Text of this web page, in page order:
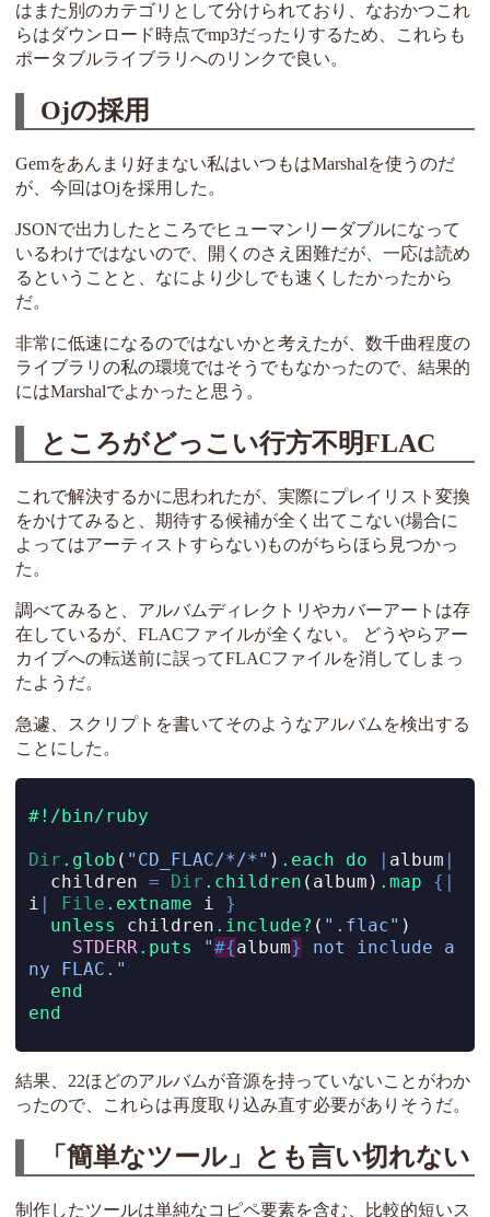
はまた別のカテゴリとして分けられており、なおかつこれ
らはダウンロード時点でmp3だったりするため、これらも
ポータブルライブラリへのリンクで良い。
Ojの採用
Gemをあんまり好まない私はいつもはMarshalを使うのだ
が、今回はOjを採用した。
JSONで出力したところでヒューマンリーダブルになって
いるわけではないので、開くのさえ困難だが、一応は読め
るということと、なにより少しでも速くしたかったから
だ。
非常に低速になるのではないかと考えたが、数千曲程度の
ライブラリの私の環境ではそうでもなかったので、結果的
にはMarshalでよかったと思う。
ところがどっこい行方不明FLAC
これで解決するかに思われたが、実際にプレイリスト変換
をかけてみると、期待する候補が全く出てこない(場合に
よってはアーティストすらない)ものがちらほら見つかっ
た。
調べてみると、アルバムディレクトリやカバーアートは存
在しているが、FLACファイルが全くない。 どうやらアー
カイブへの転送前に誤ってFLACファイルを消してしまっ
たようだ。
急遽、スクリプトを書いてそのようなアルバムを検出する
ことにした。
#!/bin/ruby
Dir .glob ( "CD_FLAC/*/*" ) .each do | album |
  children
= Dir .children (album) .map
{|
i | File .extname i }
unless children .include? ( ".flac" )
STDERR .puts "#{album} not include a
ny FLAC."
end
end
結果、22ほどのアルバムが音源を持っていないことがわか
ったので、これらは再度取り込み直す必要がありそうだ。
「簡単なツール」とも言い切れない
制作したツールは単純なコピペ要素を含む、比較的短いス